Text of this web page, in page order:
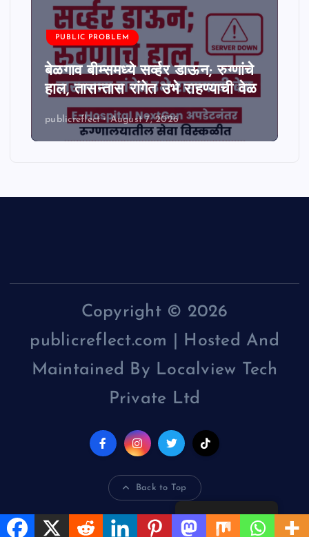
PUBLIC PROBLEM
बेळगाव बीम्समध्ये सर्व्हर डाऊन; रुग्णांचे
हाल, तासन्तास रांगेत उभे राहण्याची वेळ
publicreflect August 7, 2026
Copyright © 2026
publicreflect.com | Hosted And
Maintained By Localview Tech
Private Ltd
Back to Top
English